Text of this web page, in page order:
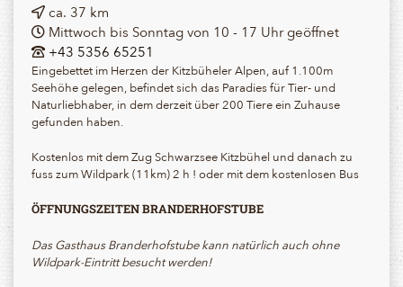
ca. 37 km
Mittwoch bis Sonntag von 10 - 17 Uhr geöffnet
+43 5356 65251
Eingebettet im Herzen der Kitzbüheler Alpen, auf 1.100m
Seehöhe gelegen, befindet sich das Paradies für Tier- und
Naturliebhaber, in dem derzeit über 200 Tiere ein Zuhause
gefunden haben.
Kostenlos mit dem Zug Schwarzsee Kitzbühel und danach zu
fuss zum Wildpark (11km) 2 h ! oder mit dem kostenlosen Bus
ÖFFNUNGSZEITEN BRANDERHOFSTUBE
Das Gasthaus Branderhofstube kann natürlich auch ohne
Wildpark-Eintritt besucht werden!